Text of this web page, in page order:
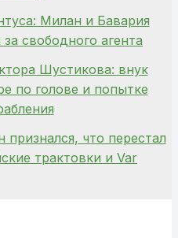
Милан и Бавария
свободного агента
Шустикова: внук
по голове и попытке
что перестал
трактовки и Var